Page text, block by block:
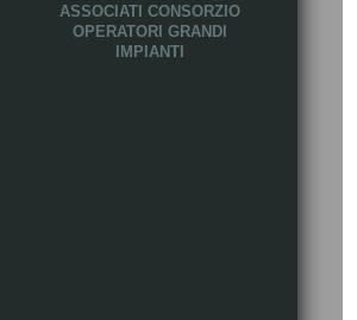
ASSOCIATI CONSORZIO
OPERATORI GRANDI
IMPIANTI